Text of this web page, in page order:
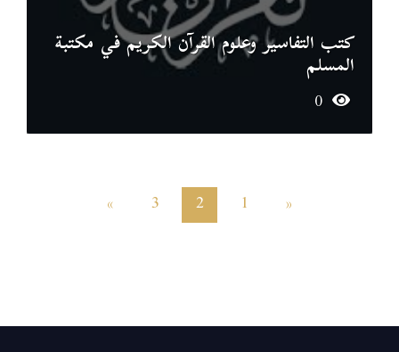
كتب التفاسير وعلوم القرآن الكريم في مكتبة
المسلم
«
1
2
3
»